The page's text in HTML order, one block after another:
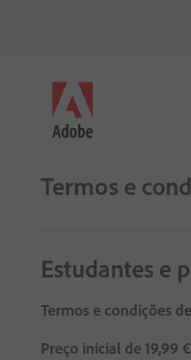
Termos e
Estudantes e
Termos e condições
Preço inicial de19,99 €